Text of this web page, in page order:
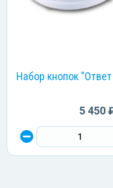
Набор кнопок
5 450